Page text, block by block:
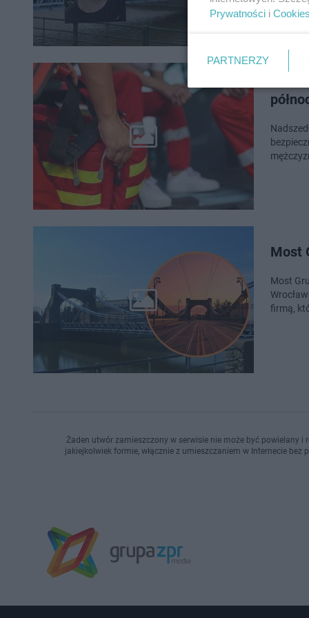
To
Most
Most
firmą,
Żaden utwór zamieszczony w serwisie nie może być powielany
jakiejkolwiek formie, włącznie z umieszczaniem w Internecie
Prywatności i Cookies
PARTNERZY